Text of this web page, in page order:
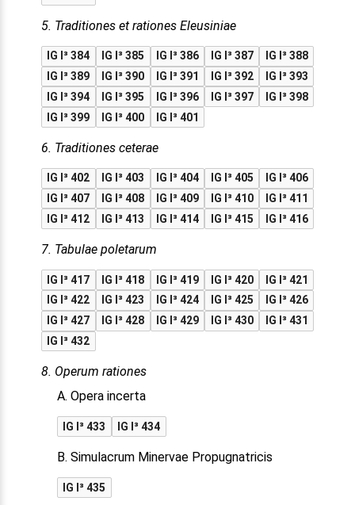
5. Traditiones et rationes Eleusiniae
IG I³ 384 IG I³ 385 IG I³ 386 IG I³ 387
IG I³ 388
IG I³ 389
IG I³ 390 IG I³ 391 IG I³ 392
IG I³ 393
IG I³ 394
IG I³ 395 IG I³ 396 IG I³ 397
IG I³ 398
IG I³ 399
IG I³ 400 IG I³ 401
6. Traditiones ceterae
IG I³ 402 IG I³ 403 IG I³ 404 IG I³ 405
IG I³ 406
IG I³ 407
IG I³ 408 IG I³ 409 IG I³ 410
IG I³ 411
IG I³ 412
IG I³ 413 IG I³ 414 IG I³ 415 IG I³ 416
7. Tabulae poletarum
IG I³ 417 IG I³ 418 IG I³ 419 IG I³ 420
IG I³ 421
IG I³ 422
IG I³ 423 IG I³ 424 IG I³ 425
IG I³ 426
IG I³ 427
IG I³ 428 IG I³ 429 IG I³ 430
IG I³ 431
IG I³ 432
8. Operum rationes
A. Opera incerta
IG I³ 433 IG I³ 434
B. Simulacrum Minervae Propugnatricis
IG I³ 435